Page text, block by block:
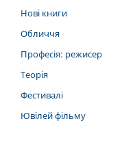
Нові книги
Обличчя
Професія: режисер
Теорія
Фестивалі
Ювілей фільму